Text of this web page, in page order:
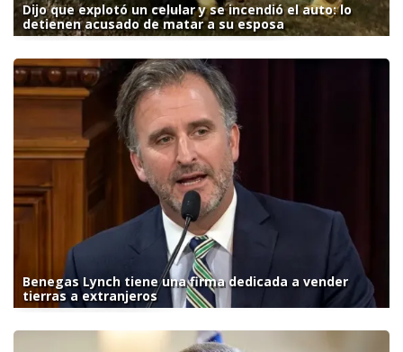
Dijo que explotó un celular y se incendió el auto: lo
detienen acusado de matar a su esposa
Benegas Lynch tiene una firma dedicada a vender
tierras a extranjeros